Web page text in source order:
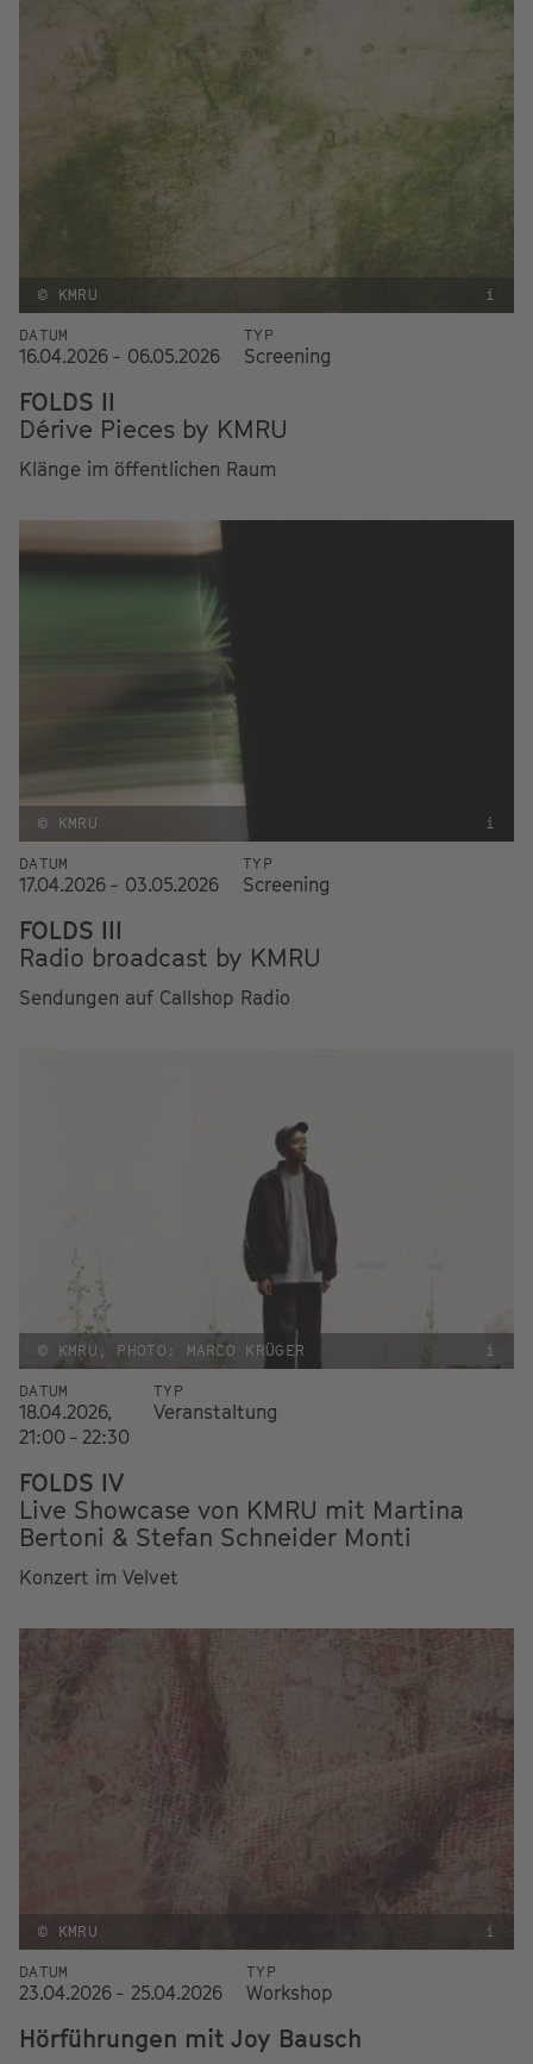
© KMRU i
DATUM
16.04.2026 - 06.05.2026
TYP
Screening
FOLDS II
Dérive Pieces by KMRU
Klänge im öffentlichen Raum
© KMRU i
DATUM
17.04.2026 - 03.05.2026
TYP
Screening
FOLDS III
Radio broadcast by KMRU
Sendungen auf Callshop Radio
© KMRU, PHOTO: MARCO KRÜGER i
DATUM
18.04.2026,
21:00 - 22:30
TYP
Veranstaltung
FOLDS IV
Live Showcase von KMRU mit Martina
Bertoni & Stefan Schneider Monti
Konzert im Velvet
© KMRU i
DATUM
23.04.2026 - 25.04.2026
TYP
Workshop
Hörführungen mit Joy Bausch